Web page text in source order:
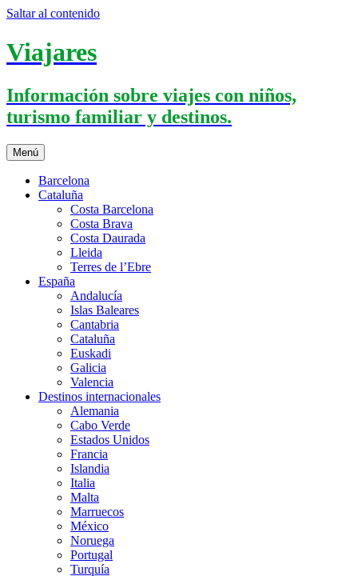
Saltar al contenido
Viajares
Información sobre viajes con niños,
turismo familiar y destinos.
Menú
Barcelona
Cataluña
Costa Barcelona
Costa Brava
Costa Daurada
Lleida
Terres de l’Ebre
España
Andalucía
Islas Baleares
Cantabria
Cataluña
Euskadi
Galicia
Valencia
Destinos internacionales
Alemania
Cabo Verde
Estados Unidos
Francia
Islandia
Italia
Malta
Marruecos
México
Noruega
Portugal
Turquía